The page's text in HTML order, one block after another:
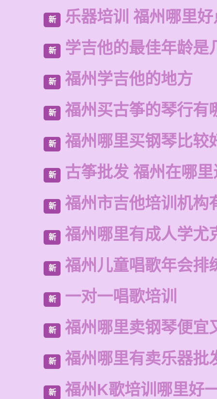
新 乐器培训 福州哪里
新 学吉他的最佳年龄是
新 福州学吉他的地方
新 福州买古筝的琴行有
新 福州哪里买钢琴比较
新 古筝批发 福州在哪
新 福州市吉他培训机构
新 福州哪里有成人学尤
新 福州儿童唱歌年会排
新 一对一唱歌培训
新 福州哪里卖钢琴便宜
新 福州哪里有卖乐器批
新 福州K歌培训哪里好